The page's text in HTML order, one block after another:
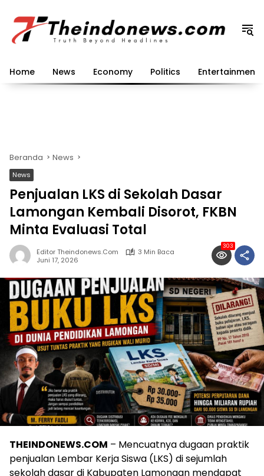
konten
Home News Economy Politics Entertainment
Beranda News
News
Penjualan LKS di Sekolah Dasar
Lamongan Kembali Disorot, FKBN
Minta Evaluasi Total
Editor Theindonews.com
3 Min Baca
Juni 17, 2026
303
THEINDONEWS.COM – Mencuatnya dugaan praktik
penjualan Lembar Kerja Siswa (LKS) di sejumlah
sekolah dasar di Kabupaten Lamongan mendapat